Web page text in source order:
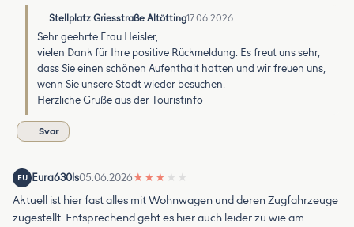
Stellplatz Griesstraße Altötting17.06.2026
Sehr geehrte Frau Heisler,
vielen Dank für Ihre positive Rückmeldung. Es freut uns sehr,
dass Sie einen schönen Aufenthalt hatten und wir freuen uns,
wenn Sie unsere Stadt wieder besuchen.
Herzliche Grüße aus der Touristinfo
Svar
EU Eura630ls05.06.2026★ ★ ★ ★ ★
Aktuell ist hier fast alles mit Wohnwagen und deren Zugfahrzeuge
zugestellt. Entsprechend geht es hier auch leider zu wie am